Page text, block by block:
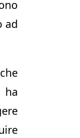
ad
ha